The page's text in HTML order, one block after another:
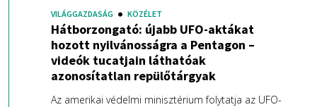
VILÁGGAZDASÁG KÖZÉLET
Hátborzongató: újabb UFO-aktákat
hozott nyilvánosságra a Pentagon –
videók tucatjain láthatóak
azonosítatlan repülőtárgyak
Az amerikai védelmi minisztérium folytatja az UFO-